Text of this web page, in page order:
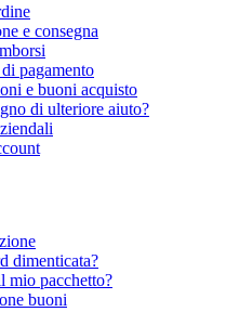
e consegna
pagamento
e buoni acquisto
di ulteriore aiuto?
dimenticata?
mio pacchetto?
buoni